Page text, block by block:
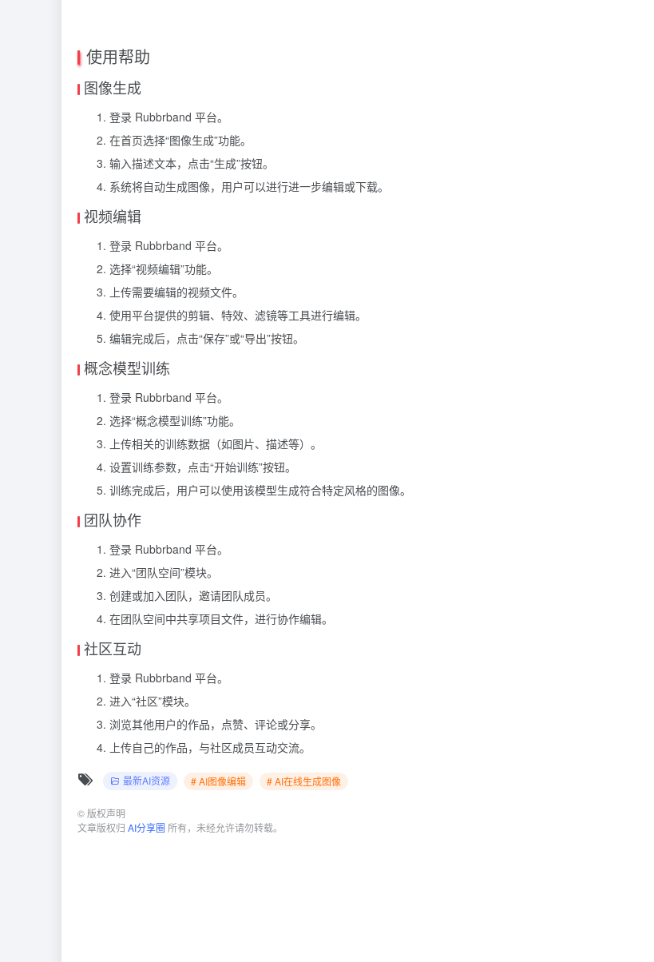
使用帮助
图像生成
登录 Rubbrband 平台。
在首页选择“图像生成”功能。
输入描述文本，点击“生成”按钮。
系统将自动生成图像，用户可以进行进一步编辑或下载。
视频编辑
登录 Rubbrband 平台。
选择“视频编辑”功能。
上传需要编辑的视频文件。
使用平台提供的剪辑、特效、滤镜等工具进行编辑。
编辑完成后，点击“保存”或“导出”按钮。
概念模型训练
登录 Rubbrband 平台。
选择“概念模型训练”功能。
上传相关的训练数据（如图片、描述等）。
设置训练参数，点击“开始训练”按钮。
训练完成后，用户可以使用该模型生成符合特定风格的图像。
团队协作
登录 Rubbrband 平台。
进入“团队空间”模块。
创建或加入团队，邀请团队成员。
在团队空间中共享项目文件，进行协作编辑。
社区互动
登录 Rubbrband 平台。
进入“社区”模块。
浏览其他用户的作品，点赞、评论或分享。
上传自己的作品，与社区成员互动交流。
最新AI资源 # AI图像编辑 # AI在线生成图像
© 版权声明
文章版权归 AI分享圈 所有，未经允许请勿转载。